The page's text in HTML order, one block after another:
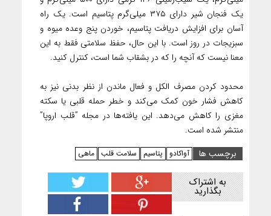
یک فنجان شیر دارای ۳۷۵ میلی‌گرم پتاسیم است. یک راه
آسان برای افزایش دریافت پتاسیم، خوردن پنج وعده میوه و
سبزیجات در روز است. با‌ این ‌حال، حفظ سلامتی فقط به این
معنا نیست که آنچه را که در بشقاب شما است، کنترل کنید.
محدود کردن مصرف الکل و فعال ماندن از نظر بدنی نیز به
کاهش فشار خون کمک می‌کند و خطر حمله قلبی یا سکته
مغزی را کاهش می‌دهد. این یافته‌ها در مجله ”قلب اروپا”
منتشر شده است.
برچسب ها
آواکادو پتاسیم سلامت قلب ماهی
به اشتراک
بگذارید